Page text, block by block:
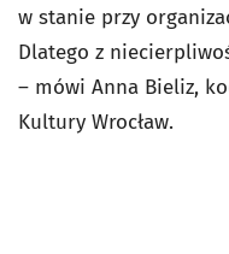
w stanie przy
Dlatego z
– mówi Anna Bieliz,
Kultury Wrocław.